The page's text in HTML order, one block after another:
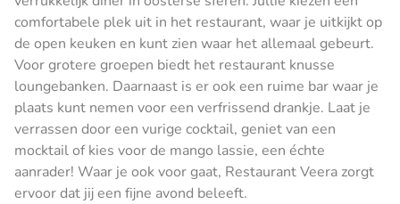
comfortabele plek uit in het restaurant, waar je uitkijkt op
de open keuken en kunt zien waar het allemaal gebeurt.
Voor grotere groepen biedt het restaurant knusse
loungebanken. Daarnaast is er ook een ruime bar waar je
plaats kunt nemen voor een verfrissend drankje. Laat je
verrassen door een vurige cocktail, geniet van een
mocktail of kies voor de mango lassie, een échte
aanrader! Waar je ook voor gaat, Restaurant Veera zorgt
ervoor dat jij een fijne avond beleeft.